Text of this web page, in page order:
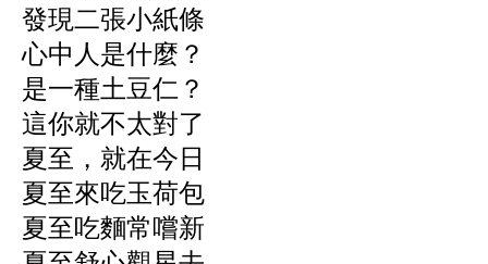
發現二張小紙條
心中人是什麼？
是一種土豆仁？
這你就不太對了
夏至，就在今日
夏至來吃玉荷包
夏至吃麵常嚐新